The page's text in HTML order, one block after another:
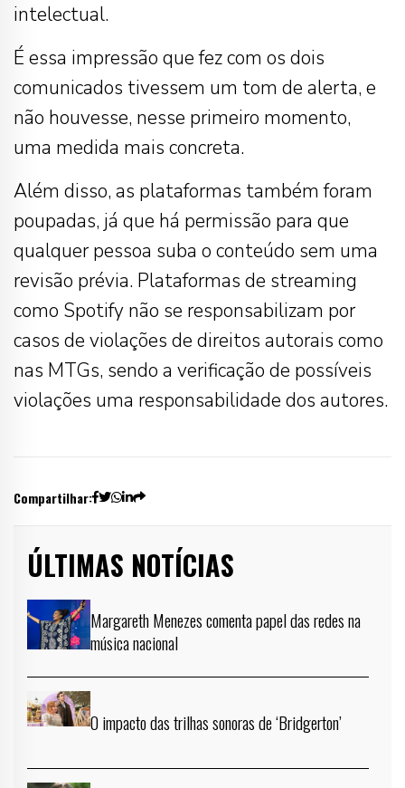
intelectual.
É essa impressão que fez com os dois
comunicados tivessem um tom de alerta, e
não houvesse, nesse primeiro momento,
uma medida mais concreta.
Além disso, as plataformas também foram
poupadas, já que há permissão para que
qualquer pessoa suba o conteúdo sem uma
revisão prévia. Plataformas de streaming
como Spotify não se responsabilizam por
casos de violações de direitos autorais como
nas MTGs, sendo a verificação de possíveis
violações uma responsabilidade dos autores.
Compartilhar:
ÚLTIMAS NOTÍCIAS
Margareth Menezes comenta papel das redes na
música nacional
O impacto das trilhas sonoras de ‘Bridgerton’